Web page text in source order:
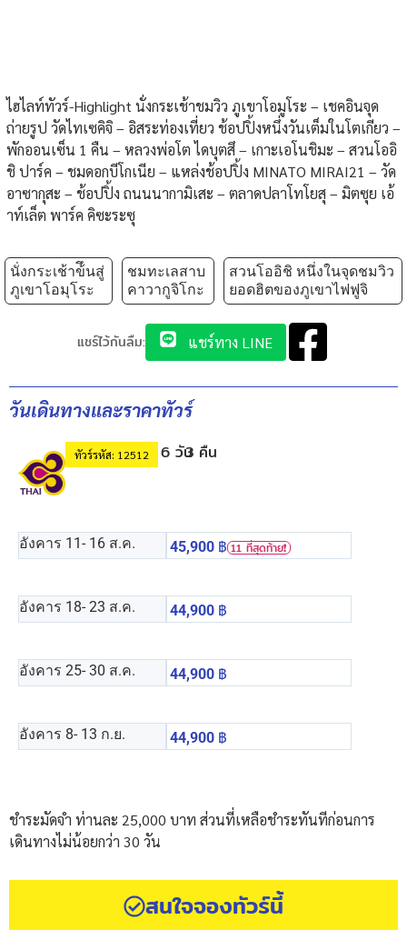
ไฮไลท์ทัวร์-Highlight นั่งกระเช้าชมวิว ภูเขาโอมูโระ – เชคอินจุด
ถ่ายรูป วัดไทเซคิจิ – อิสระท่องเที่ยว ช้อปปิ้งหนึ่งวันเต็มในโตเกียว –
พักออนเซ็น 1 คืน – หลวงพ่อโต ไดบุตสึ – เกาะเอโนชิมะ – สวนโออิ
ชิ ปาร์ค – ชมดอกบีโกเนีย – แหล่งช้อปปิ้ง MINATO MIRAI21 – วัด
อาซากุสะ – ช้อปปิ้ง ถนนนากามิเสะ – ตลาดปลาโทโยสุ – มิตซุย เอ้
าท์เล็ต พาร์ค คิซะระซุ
นั่งกระเช้าข้ึนสู่
ภูเขาโอมุโระ
ชมทะเลสาบ
คาวากูจิโกะ
สวนโออิชิ หนึ่งในจุดชมวิว
ยอดฮิตของภูเขาไฟฟูจิ
แชร์ไว้กันลืม: แชร์ทาง LINE
วันเดินทางและราคาทัวร์
ทัวร์รหัส: 12512 6 วัน3 คืน
อังคาร 11 - 16 ส.ค. 45,900 ฿ 11 ที่สุดท้าย❗️
อังคาร 18- 23 ส.ค. 44,900 ฿
อังคาร 25- 30 ส.ค. 44,900 ฿
อังคาร 8- 13 ก.ย. 44,900 ฿
ชำระมัดจำ ท่านละ 25,000 บาท ส่วนที่เหลือชำระทันทีก่อนการ
เดินทางไม่น้อยกว่า 30 วัน
สนใจจองทัวร์นี้